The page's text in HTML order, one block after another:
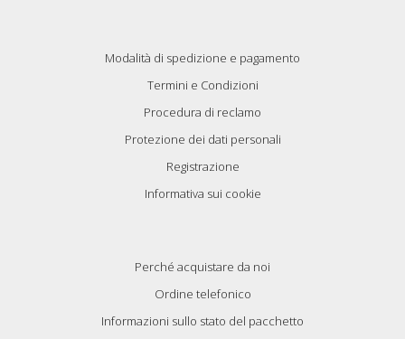
Modalità di spedizione e pagamento
Termini e Condizioni
Procedura di reclamo
Protezione dei dati personali
Registrazione
Informativa sui cookie
Perché acquistare da noi
Ordine telefonico
Informazioni sullo stato del pacchetto